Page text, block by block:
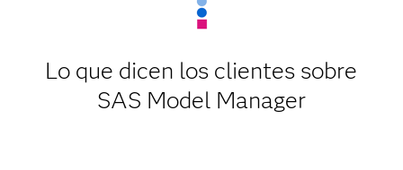
Lo que dicen los clientes sobre
SAS Model Manager